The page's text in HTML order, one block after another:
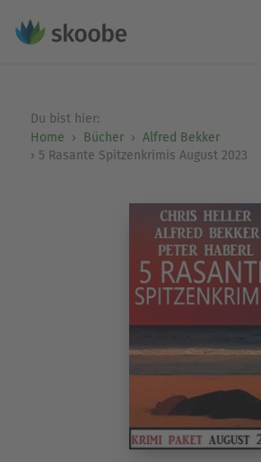
Du bist hier:
Home
Bücher
Alfred Bekker
5 Rasante Spitzenkrimis August 2023